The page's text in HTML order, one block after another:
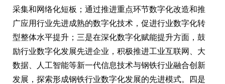
采集和网络化短板；通过推进重点环节数字化改造和推
广应用行业先进成熟的数字化技术，促进行业数字化转
型整体水平提升；三是在深化数字化赋能提升方面，鼓
励行业数字化发展先进企业，积极推进工业互联网、大
数据、人工智能等新一代信息技术与钢铁行业融合创新
发展，探索形成钢铁行业数字化发展的先进模式。四是